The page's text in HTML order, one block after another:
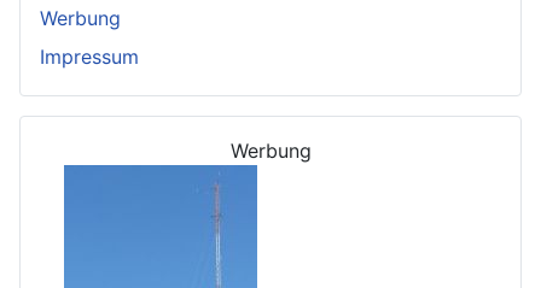
Werbung
Impressum
Werbung